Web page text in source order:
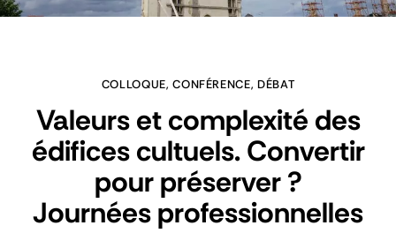
COLLOQUE, CONFÉRENCE, DÉBAT
Valeurs et complexité des
édifices cultuels. Convertir
pour préserver ?
Journées professionnelles